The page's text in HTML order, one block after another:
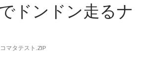
ドンドン走るナ
マタテスト.ZIP